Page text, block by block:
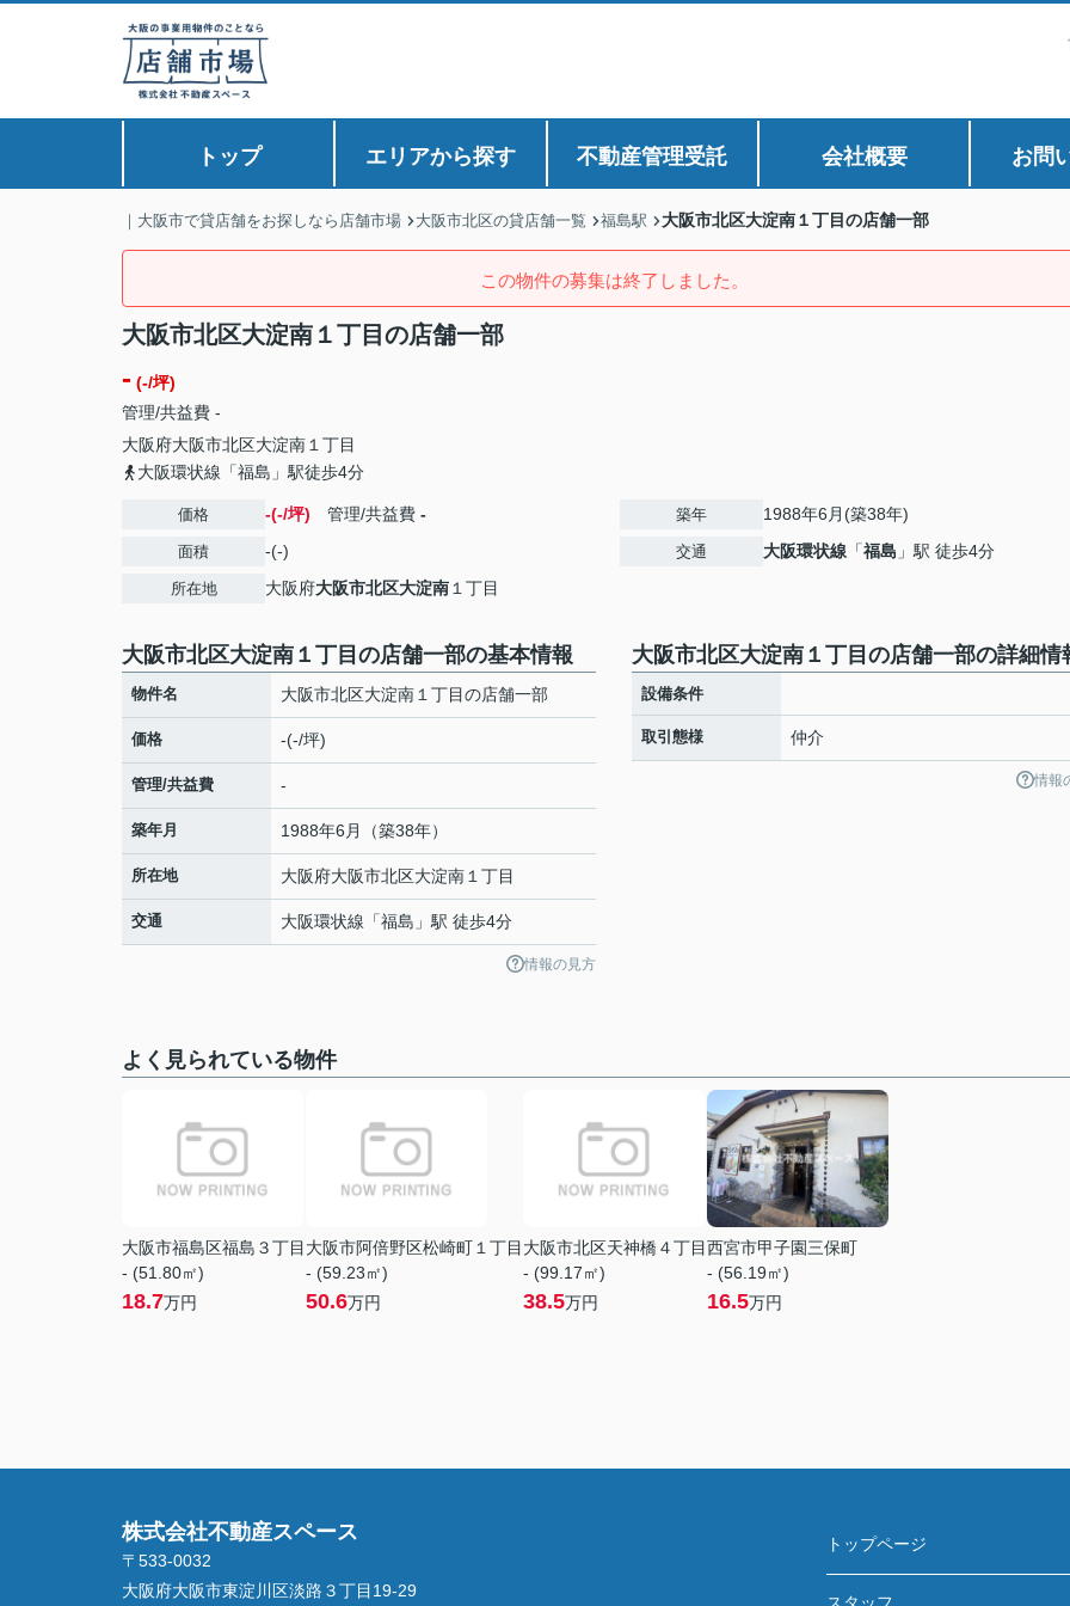
トップ エリアから探す 不動産管理受託 会社概要 お問
｜大阪市で貸店舗をお探しなら店舗市場 大阪市北区の貸店舗一覧 福島駅 大阪市北区大淀南１丁目の店舗一部
この物件の募集は終了しました。
大阪市北区大淀南１丁目の店舗一部
- (-/坪)
管理/共益費 -
大阪府大阪市北区大淀南 １丁目
大阪環状線「福島」駅徒歩4分
価格 -(-/坪) 管理/共益費 -
面積 -(-)
所在地 大阪府大阪市北区大淀南 １丁目
築年 1988年6月(築38年)
交通 大阪環状線 「福島 」駅 徒歩4分
大阪市北区大淀南１丁目の店舗一部の基本情報
物件名 大阪市北区大淀南１丁目の店舗一部
価格 -(-/坪)
管理/共益費 -
築年月 1988年6月（築38年）
所在地 大阪府大阪市北区大淀南 １丁目
交通 大阪環状線 「福島 」駅 徒歩4分
情報の見方
大阪市北区大淀南１丁目の店舗一部の詳細情
設備条件
取引態様 仲介
情報
よく見られている物件
大阪市福島区福島３丁目
- (51.80㎡)
18.7万円
大阪市阿倍野区松崎町１丁目
- (59.23㎡)
50.6万円
大阪市北区天神橋４丁目
- (99.17㎡)
38.5万円
西宮市甲子園三保町
- (56.19㎡)
16.5万円
株式会社不動産スペース
〒533-0032
大阪府大阪市東淀川区淡路３丁目19-29
トップページ